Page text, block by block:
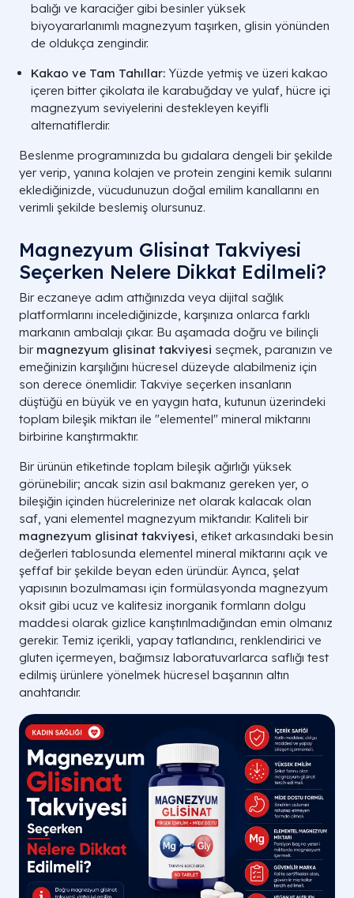
balığı ve karaciğer gibi besinler yüksek
biyoyararlanımlı magnezyum taşırken, glisin yönünden
de oldukça zengindir.
Kakao ve Tam Tahıllar: Yüzde yetmiş ve üzeri kakao
içeren bitter çikolata ile karabuğday ve yulaf, hücre içi
magnezyum seviyelerini destekleyen keyifli
alternatiflerdir.
Beslenme programınızda bu gıdalara dengeli bir şekilde
yer verip, yanına kolajen ve protein zengini kemik sularını
eklediğinizde, vücudunuzun doğal emilim kanallarını en
verimli şekilde beslemiş olursunuz.
Magnezyum Glisinat Takviyesi
Seçerken Nelere Dikkat Edilmeli?
Bir eczaneye adım attığınızda veya dijital sağlık
platformlarını incelediğinizde, karşınıza onlarca farklı
markanın ambalajı çıkar. Bu aşamada doğru ve bilinçli
bir magnezyum glisinat takviyesi seçmek, paranızın ve
emeğinizin karşılığını hücresel düzeyde alabilmeniz için
son derece önemlidir. Takviye seçerken insanların
düştüğü en büyük ve en yaygın hata, kutunun üzerindeki
toplam bileşik miktarı ile "elementel" mineral miktarını
birbirine karıştırmaktır.
Bir ürünün etiketinde toplam bileşik ağırlığı yüksek
görünebilir; ancak sizin asıl bakmanız gereken yer, o
bileşiğin içinden hücrelerinize net olarak kalacak olan
saf, yani elementel magnezyum miktarıdır. Kaliteli bir
magnezyum glisinat takviyesi, etiket arkasındaki besin
değerleri tablosunda elementel mineral miktarını açık ve
şeffaf bir şekilde beyan eden üründür. Ayrıca, şelat
yapısının bozulmaması için formülasyonda magnezyum
oksit gibi ucuz ve kalitesiz inorganik formların dolgu
maddesi olarak gizlice karıştırılmadığından emin olmanız
gerekir. Temiz içerikli, yapay tatlandırıcı, renklendirici ve
gluten içermeyen, bağımsız laboratuvarlarca saflığı test
edilmiş ürünlere yönelmek hücresel başarının altın
anahtarıdır.